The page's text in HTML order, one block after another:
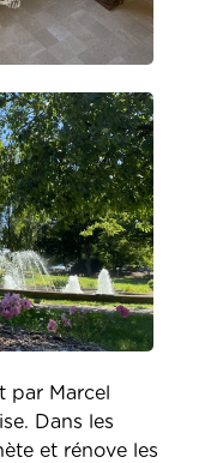
par Marcel
Dans les
et rénove les